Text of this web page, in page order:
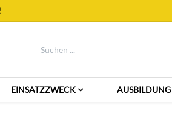
EINSATZZWECK AUSBILDUNG